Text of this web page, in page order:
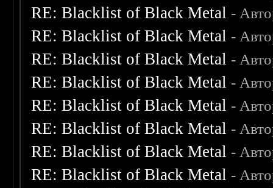
RE: Blacklist of Black Metal -
RE: Blacklist of Black Metal -
RE: Blacklist of Black Metal -
RE: Blacklist of Black Metal -
RE: Blacklist of Black Metal -
RE: Blacklist of Black Metal -
RE: Blacklist of Black Metal -
RE: Blacklist of Black Metal -